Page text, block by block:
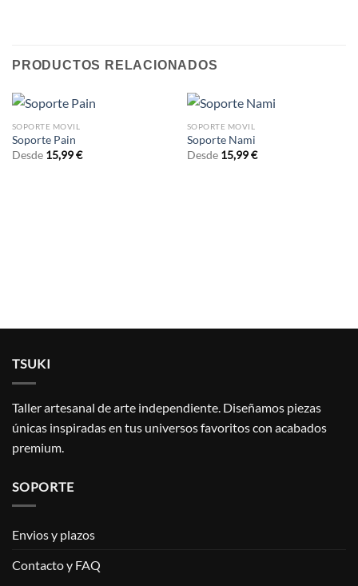
PRODUCTOS RELACIONADOS
SOPORTE MOVIL
Soporte Pain
Desde 15,99€
SOPORTE MOVIL
Soporte Nami
Desde 15,99€
TSUKI
Taller artesanal de arte independiente. Diseñamos piezas
únicas inspiradas en tus universos favoritos con acabados
premium.
SOPORTE
Envios y plazos
Contacto y FAQ